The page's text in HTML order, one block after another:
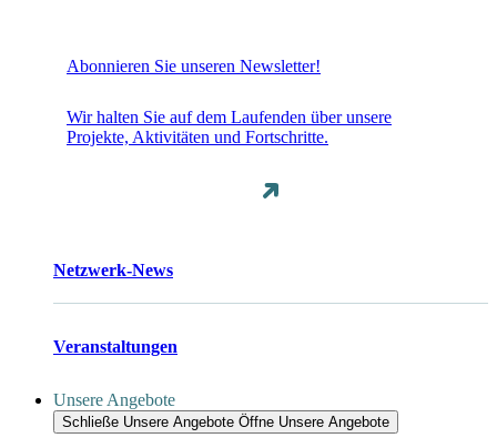
Abonnieren Sie unseren Newsletter!
Wir halten Sie auf dem Laufenden über unsere
Projekte, Aktivitäten und Fortschritte.
Netzwerk-News
Veranstaltungen
Unsere Angebote
Schließe Unsere Angebote Öffne Unsere Angebote